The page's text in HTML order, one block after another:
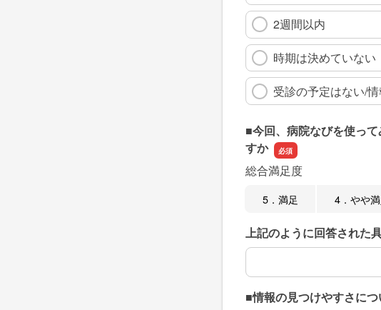
2週間以内
時期は決めていない
受診の予定はない/
■今回、病院なびを使っ
すか
総合満足度
5．満足 4．やや
上記のように回答された
上記のように回答された
■情報の見つけやすさに